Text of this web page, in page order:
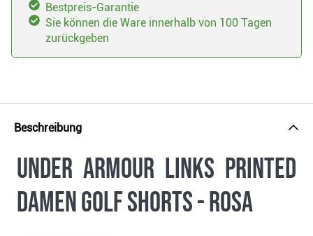
Bestpreis-Garantie
Sie können die Ware innerhalb von 100 Tagen
zurückgeben
Beschreibung
Under Armour Links Printed
Damen Golf Shorts - rosa